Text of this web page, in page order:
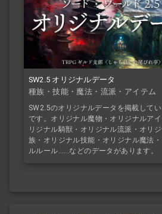
SW2.5 オリジナルデータ
種族・技能・魔法・流派・アイテム
SW2.5のオリジナルデータを掲載して
です。オリジナル魔物・オリジナルア
リジナル騎獣・オリジナル流派・オリ
族・オリジナル技能・オリジナル魔法
ルルール……などのデータがあります。